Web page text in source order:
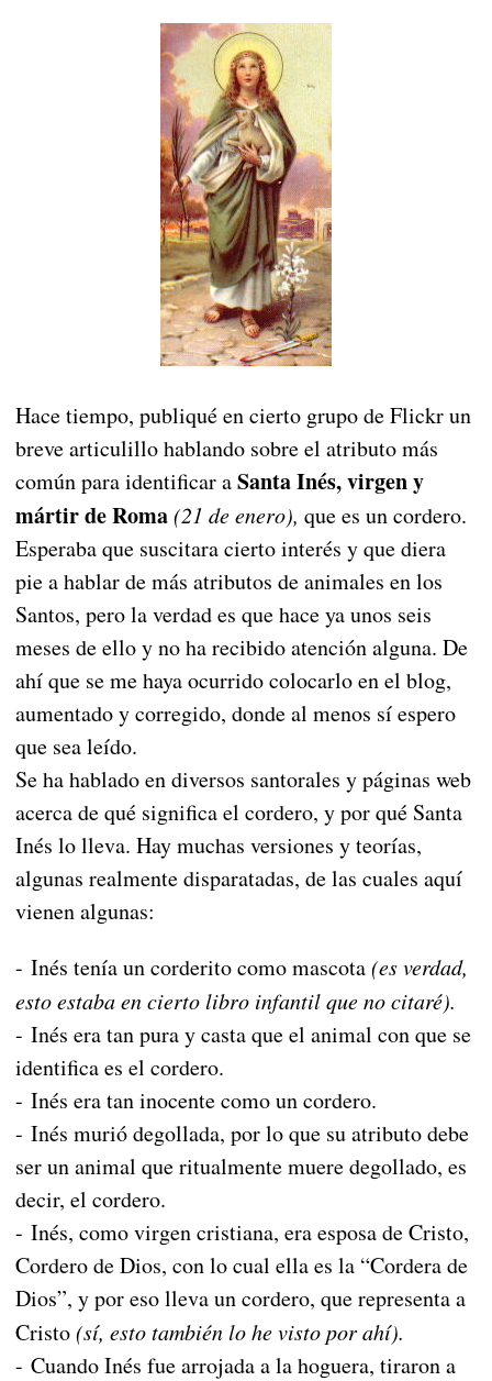
Hace tiempo, publiqué en cierto grupo de Flickr un
breve articulillo hablando sobre el atributo más
común para identificar aSanta Inés, virgen y
mártir de Roma(21 de enero), que es un cordero.
Esperaba que suscitara cierto interés y que diera
pie a hablar de más atributos de animales en los
Santos, pero la verdad es que hace ya unos seis
meses de ello y no ha recibido atención alguna. De
ahí que se me haya ocurrido colocarlo en el blog,
aumentado y corregido, donde al menos sí espero
que sea leído.
Se ha hablado en diversos santorales y páginas web
acerca de qué significa el cordero, y por qué Santa
Inés lo lleva. Hay muchas versiones y teorías,
algunas realmente disparatadas, de las cuales aquí
vienen algunas:
- Inés tenía un corderito como mascota(es verdad,
esto estaba en cierto libro infantil que no citaré).
- Inés era tan pura y casta que el animal con que se
identifica es el cordero.
- Inés era tan inocente como un cordero.
- Inés murió degollada, por lo que su atributo debe
ser un animal que ritualmente muere degollado, es
decir, el cordero.
- Inés, como virgen cristiana, era esposa de Cristo,
Cordero de Dios, con lo cual ella es la “Cordera de
Dios”, y por eso lleva un cordero, que representa a
Cristo(sí, esto también lo he visto por ahí).
- Cuando Inés fue arrojada a la hoguera, tiraron a